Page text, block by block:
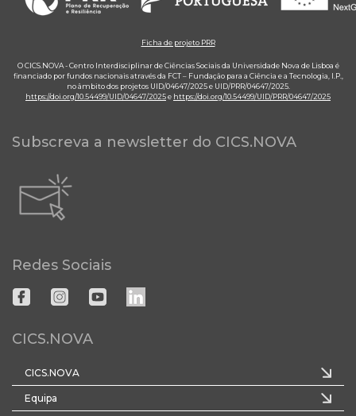
Ficha de projeto PRR
O CICS.NOVA - Centro Interdisciplinar de Ciências Sociais da Universidade Nova de Lisboa é
financiado por fundos nacionais através da FCT – Fundação para a Ciência e a Tecnologia, I.P.,
no âmbito dos projetos UID/04647/2025 e UID/PRR/04647/2025.
https://doi.org/10.54499/UID/04647/2025e https://doi.org/10.54499/UID/PRR/04647/2025
Subscreva a newsletter do CICS.NOVA
Redes Sociais
CICS.NOVA
CICS.NOVA
Equipa